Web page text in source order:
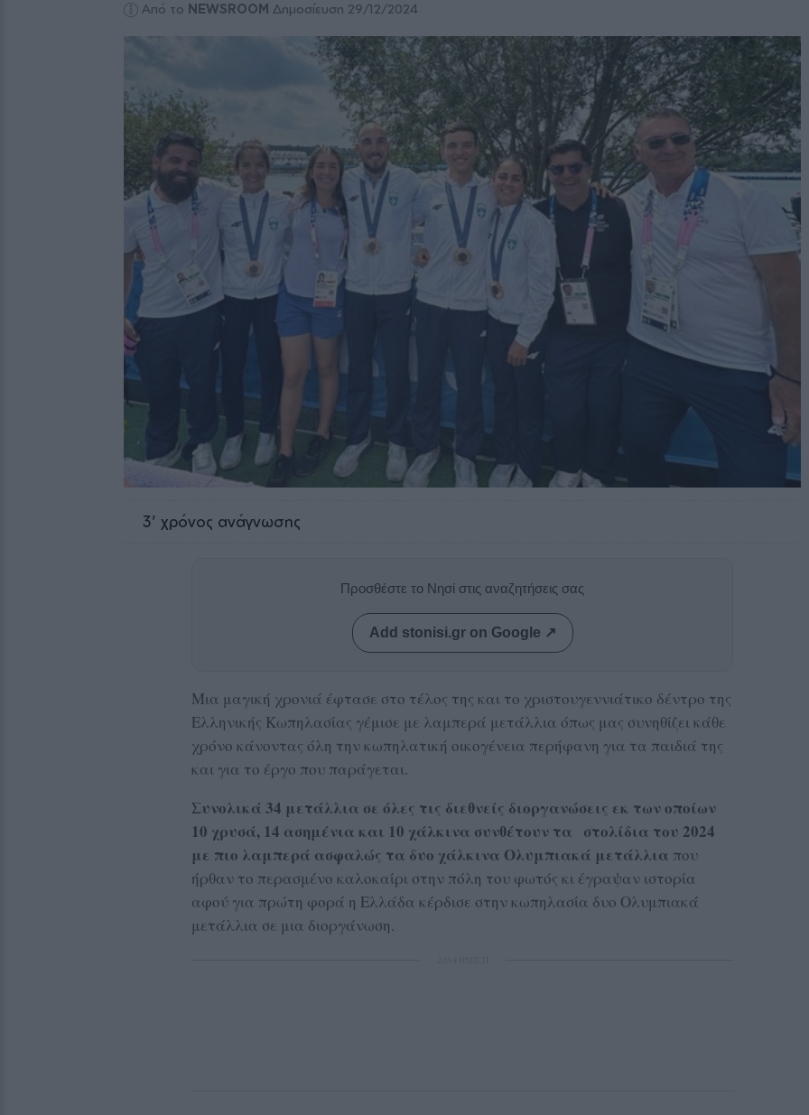
Από το NEWSROOM Δημοσίευση 29/12/2024
3' χρόνος ανάγνωσης
Προσθέστε το Νησί στις αναζητήσεις σας
Add stonisi.gr on Google ↗
Μια μαγική χρονιά έφτασε στο τέλος της και το χριστουγεννιάτικο δέντρο της
Ελληνικής Κωπηλασίας γέμισε με λαμπερά μετάλλια όπως μας συνηθίζει κάθε
χρόνο κάνοντας όλη την κωπηλατική οικογένεια περήφανη για τα παιδιά της
και για το έργο που παράγεται.
Συνολικά 34 μετάλλια σε όλες τις διεθνείς διοργανώσεις εκ των οποίων
10 χρυσά, 14 ασημένια και 10 χάλκινα συνθέτουν τα στολίδια του 2024
με πιο λαμπερά ασφαλώς τα δυο χάλκινα Ολυμπιακά μετάλλια που
ήρθαν το περασμένο καλοκαίρι στην πόλη του φωτός κι έγραψαν ιστορία
αφού για πρώτη φορά η Ελλάδα κέρδισε στην κωπηλασία δυο Ολυμπιακά
μετάλλια σε μια διοργάνωση.